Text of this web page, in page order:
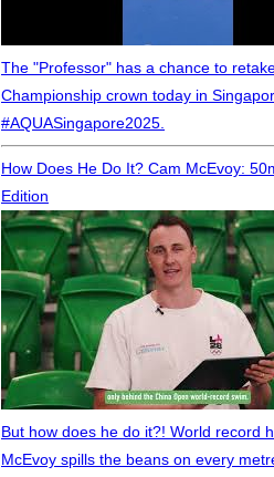
The "Professor" has a chance to
Championship crown today in
#AQUASingapore2025.
How Does He Do It? Cam McEvoy:
Edition
But how does he do it?! World record
McEvoy spills the beans on every